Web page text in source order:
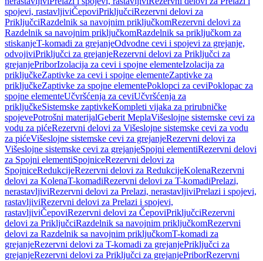
spojevi, rastavljiviČepoviPriključciRezervni delovi za
PriključciRazdelnik sa navojnim priključkomRezervni delovi za
Razdelnik sa navojnim priključkomRazdelnik sa priključkom za
stiskanjeT-komadi za grejanjeOdvodne cevi i spojevi za grejanje,
odvojiviPriključci za grejanjeRezervni delovi za Priključci za
grejanjePriborIzolacija za cevi i spojne elementeIzolacija za
priključkeZaptivke za cevi i spojne elementeZaptivke za
priključkeZaptivke za spojne elementePoklopci za ceviPoklopac za
spojne elementeUčvršćenja za ceviUčvršćenja za
priključkeSistemske zaptivkeKompleti vijaka za prirubničke
spojevePotrošni materijalGeberit MeplaVišeslojne sistemske cevi za
vodu za pićeRezervni delovi za Višeslojne sistemske cevi za vodu
za pićeVišeslojne sistemske cevi za grejanjeRezervni delovi za
Višeslojne sistemske cevi za grejanjeSpojni elementiRezervni delovi
za Spojni elementiSpojniceRezervni delovi za
SpojniceRedukcijeRezervni delovi za RedukcijeKolenaRezervni
delovi za KolenaT-komadiRezervni delovi za T-komadiPrelazi,
nerastavljiviRezervni delovi za Prelazi, nerastavljiviPrelazi i spojevi,
rastavljiviRezervni delovi za Prelazi i spojevi,
rastavljiviČepoviRezervni delovi za ČepoviPriključciRezervni
delovi za PriključciRazdelnik sa navojnim priključkomRezervni
delovi za Razdelnik sa navojnim priključkomT-komadi za
grejanjeRezervni delovi za T-komadi za grejanjePriključci za
grejanjeRezervni delovi za Priključci za grejanjePriborRezervni